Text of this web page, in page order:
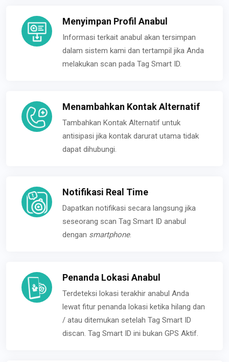
Menyimpan Profil Anabul
Informasi terkait anabul akan tersimpan
dalam sistem kami dan tertampil jika Anda
melakukan scan pada Tag Smart ID.
Menambahkan Kontak Alternatif
Tambahkan Kontak Alternatif untuk
antisipasi jika kontak darurat utama tidak
dapat dihubungi.
Notifikasi Real Time
Dapatkan notifikasi secara langsung jika
seseorang scan Tag Smart ID anabul
dengan smartphone.
Penanda Lokasi Anabul
Terdeteksi lokasi terakhir anabul Anda
lewat fitur penanda lokasi ketika hilang dan
/ atau ditemukan setelah Tag Smart ID
discan. Tag Smart ID ini bukan GPS Aktif.